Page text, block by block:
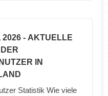
2026 - AKTUELLE
IN
Statistik Wie viele